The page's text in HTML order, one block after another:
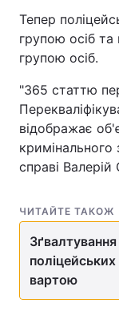
Тепер
групою осіб
групою осіб.
"365 статтю
відображає
справі
ЧИТАЙТЕ ТАКОЖ
вартою